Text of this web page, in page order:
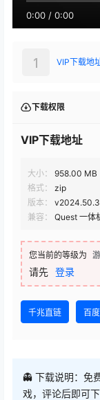
0:00 / 0:00
VIP下载地
1
下载权限
VIP下载地址
大小：
958.00 MB
格式：
zip
版本：
兼容：
Quest 一体
您当前的等级为
请先 登录
千兆直链 百
👻 下载说明：免
戏，评论后即可